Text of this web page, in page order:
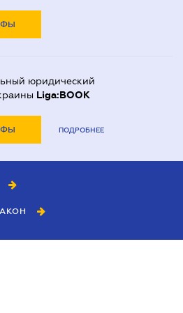
юридический
Liga:BOOK
ПОДРОБНЕЕ